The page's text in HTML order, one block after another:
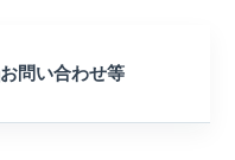
お問い合わせ等